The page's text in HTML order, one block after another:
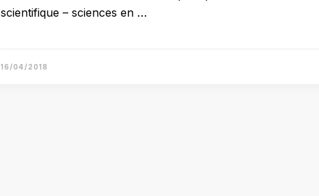
scientifique – sciences en …
16/04/2018